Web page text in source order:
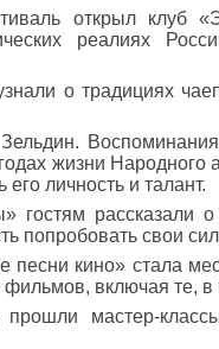
открыл клуб
реалиях
о традициях
жизни Народного
личность и талант.
гостям рассказали
попробовать свои
кино» стала
включая те,
мастер-